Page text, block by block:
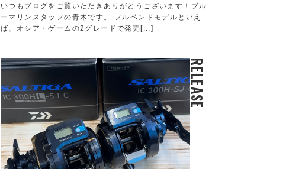
いつもブログをご覧いただきありがとうございます！ブル
ーマリンスタッフの青木です。 フルベンドモデルといえ
ば、オシア・ゲームの2グレードで発売[...]
RELEASE